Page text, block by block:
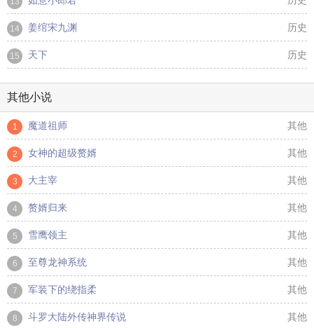
14 姜绾宋九渊 历史
15 天下 历史
其他小说
1 魔道祖师 其他
2 女神的超级赘婿 其他
3 大主宰 其他
4 赘婿归来 其他
5 雪鹰领主 其他
6 至尊龙神系统 其他
7 军装下的绕指柔 其他
8 斗罗大陆外传神界传说 其他